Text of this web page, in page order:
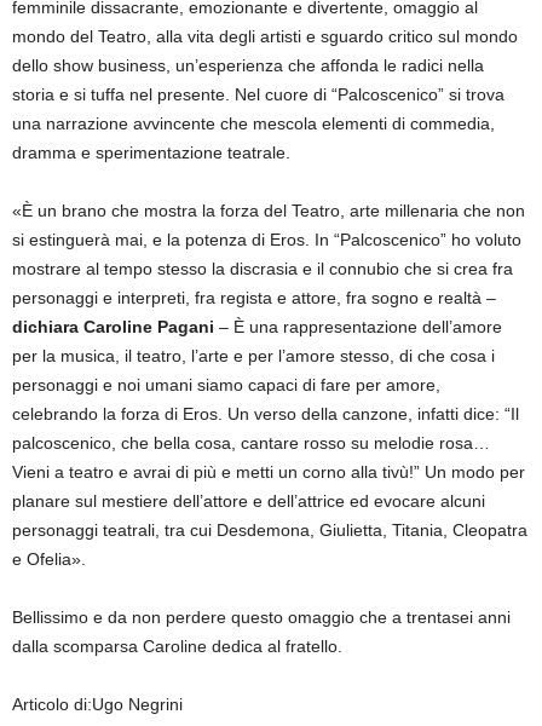
femminile dissacrante, emozionante e divertente, omaggio al
mondo del Teatro, alla vita degli artisti e sguardo critico sul mondo
dello show business, un’esperienza che affonda le radici nella
storia e si tuffa nel presente. Nel cuore di “Palcoscenico” si trova
una narrazione avvincente che mescola elementi di commedia,
dramma e sperimentazione teatrale.
«È un brano che mostra la forza del Teatro, arte millenaria che non
si estinguerà mai, e la potenza di Eros. In “Palcoscenico” ho voluto
mostrare al tempo stesso la discrasia e il connubio che si crea fra
personaggi e interpreti, fra regista e attore, fra sogno e realtà –
dichiara Caroline Pagani – È una rappresentazione dell’amore
per la musica, il teatro, l’arte e per l’amore stesso, di che cosa i
personaggi e noi umani siamo capaci di fare per amore,
celebrando la forza di Eros. Un verso della canzone, infatti dice: “Il
palcoscenico, che bella cosa, cantare rosso su melodie rosa…
Vieni a teatro e avrai di più e metti un corno alla tivù!” Un modo per
planare sul mestiere dell’attore e dell’attrice ed evocare alcuni
personaggi teatrali, tra cui Desdemona, Giulietta, Titania, Cleopatra
e Ofelia».
Bellissimo e da non perdere questo omaggio che a trentasei anni
dalla scomparsa Caroline dedica al fratello.
Articolo di:Ugo Negrini